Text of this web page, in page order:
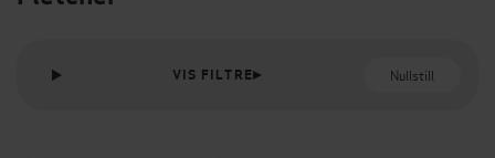
VIS FILTRE Nullstill